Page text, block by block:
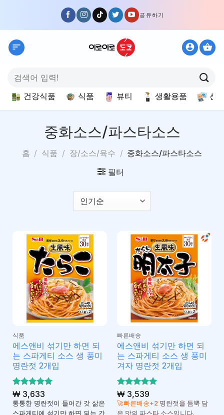
content
공유하기
색:
건강식품 식품 뷰티 생활용품 선
중화소스/파스타소스
홈 / 식품 / 장/소스/육수 / 중화소스/파스타소스
필터
식품
에스앤비 섞기만 하면 되
는 스파게티 소스 생 풍미
명란젓 2개입
5 중에서
5로 평가
됨
₩3,633
통통한 명란젓이 들어간 갓 삶은
스파게티에 섞기만 하면 되는 간
빠른배송
에스앤비 섞기만 하면 되
는 스파게티 소스 생 풍미
겨자 명란젓 2개입
5 중에서
5로 평가
됨
₩3,539
🚀빠른배송+2명란젓을 듬뿍 담
은 맛의 파스타 소스입니다.